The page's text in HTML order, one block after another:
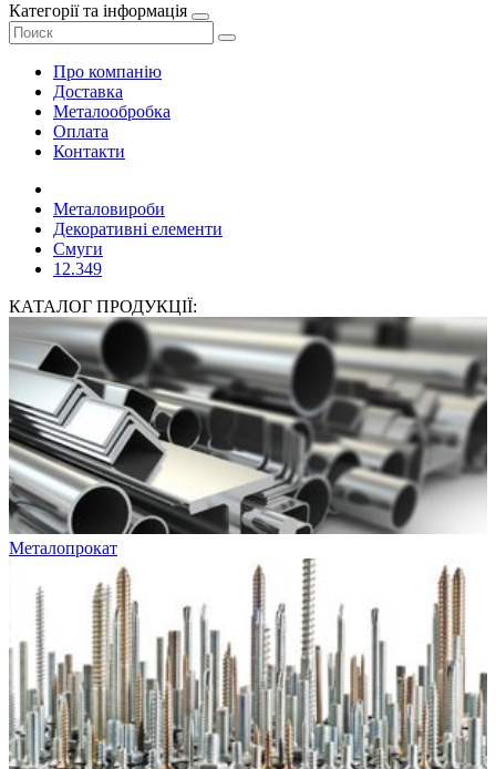
Категорії та інформація
Про компанію
Доставка
Металообробка
Оплата
Контакти
Металовироби
Декоративні елементи
Смуги
12.349
КАТАЛОГ ПРОДУКЦІЇ:
Металопрокат